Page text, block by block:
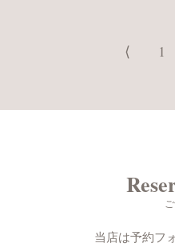
⟨ 1
当店は予約フ